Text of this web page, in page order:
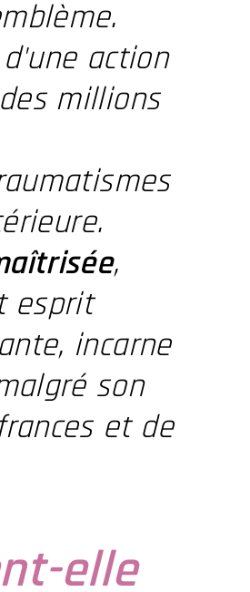
action
millions
,
esprit
incarne
son
et de
elle